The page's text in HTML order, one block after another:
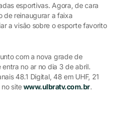
esportivas. Agora, de cara
de reinaugurar a faixa
a visão sobre o esporte favorito
com a nova grade de
no ar no dia 3 de abril.
48.1 Digital, 48 em UHF, 21
sitewww.ulbratv.com.br.